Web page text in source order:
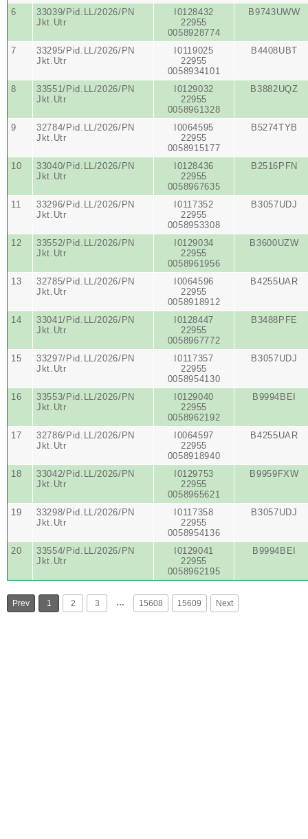
6
33039/Pid.LL/2026/PN
Jkt.Utr
I0128432
22955
0058928774
B9743UWW
7
33295/Pid.LL/2026/PN
Jkt.Utr
I0119025
22955
0058934101
B4408UBT
8
33551/Pid.LL/2026/PN
Jkt.Utr
I0129032
22955
0058961328
B3882UQZ
9
32784/Pid.LL/2026/PN
Jkt.Utr
I0064595
22955
0058915177
B5274TYB
10
33040/Pid.LL/2026/PN
Jkt.Utr
I0128436
22955
0058967635
B2516PFN
11
33296/Pid.LL/2026/PN
Jkt.Utr
I0117352
22955
0058953308
B3057UDJ
12
33552/Pid.LL/2026/PN
Jkt.Utr
I0129034
22955
0058961956
B3600UZW
13
32785/Pid.LL/2026/PN
Jkt.Utr
I0064596
22955
0058918912
B4255UAR
14
33041/Pid.LL/2026/PN
Jkt.Utr
I0128447
22955
0058967772
B3488PFE
15
33297/Pid.LL/2026/PN
Jkt.Utr
I0117357
22955
0058954130
B3057UDJ
16
33553/Pid.LL/2026/PN
Jkt.Utr
I0129040
22955
0058962192
B9994BEI
17
32786/Pid.LL/2026/PN
Jkt.Utr
I0064597
22955
0058918940
B4255UAR
18
33042/Pid.LL/2026/PN
Jkt.Utr
I0129753
22955
0058965621
B9959FXW
19
33298/Pid.LL/2026/PN
Jkt.Utr
I0117358
22955
0058954136
B3057UDJ
20
33554/Pid.LL/2026/PN
Jkt.Utr
I0129041
22955
0058962195
B9994BEI
Prev 1 2 3 … 15608 15609 Next